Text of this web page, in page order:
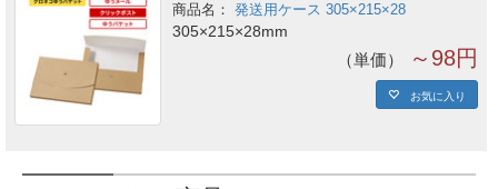
発送用ケース 305×215×28
305×215×28mm
単価 ～98円
お気に入り